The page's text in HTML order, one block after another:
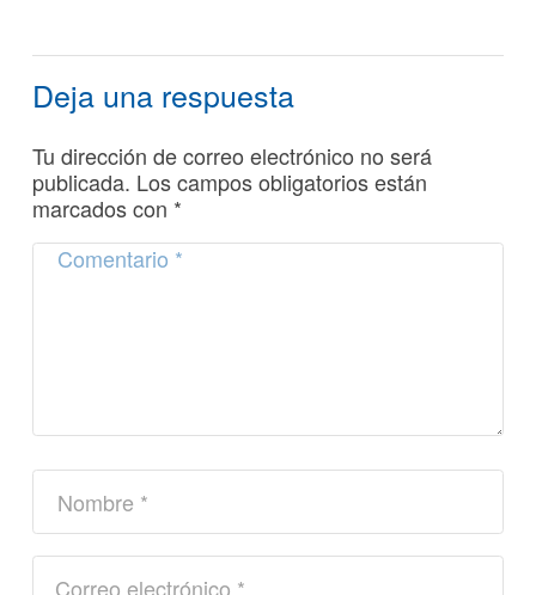
Deja una respuesta
Tu dirección de correo electrónico no será
publicada. Los campos obligatorios están
marcados con *